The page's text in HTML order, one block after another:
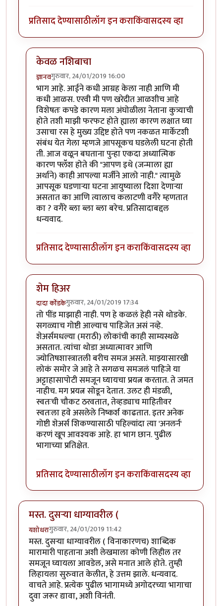
प्रतिसाद देण्यासाठीलॉग इन कराकिंवासदस्य व्हा
केवळ नशिबाचा
ज्ञानवगुरुवार, 24/01/2019 16:00
In reply toसुरेख लिखाणbyसमीरसूर
भाग आहे. आईने कधी आग्रह केला नाही आणि मी
कधी आळस. एरवी मी पण खरेदीत आळशीच आहे
विशेषतः कपडे कारण मला अंघोळीला नेताना कुत्र्याची
होते तशी माझी फरफट होते ह्याला कारण लक्षात घ्या
उसाचा रस हे मुख्य उद्दिष्ट होते पण नकळत मार्केटशी
संबंध येत गेला म्हणजे आपसूकच घडलेली घटना होती
ती. आज वळून बघताना पुन्हा एकदा अध्यात्मिक
कारण फ्लॅॅश होते की "आपण इथे (जन्माला ह्या
अर्थाने) काही आपल्या मर्जीने आलो नाही." त्यामुळे
आपसूक घडणाऱ्या घटना आयुष्याला दिशा देणाऱ्या
असतात का आणि त्यालाच कलाटणी वगैरे म्हणतात
का ? वगैरे ब्ला ब्ला ब्ला बरेच. प्रतिसादाबद्दल
धन्यवाद.
प्रतिसाद देण्यासाठीलॉग इन कराकिंवासदस्य व्हा
शेम हिअर
दादा कोंडकेगुरुवार, 24/01/2019 17:34
In reply toसुरेख लिखाणbyसमीरसूर
तो पींड माझाही नाही. पण हे कळलं हेही नसे थोडके.
सगळ्याच गोष्टी आल्याच पाहिजेत असं नव्हे.
शेअर्समधल्या (मराठी) लोकांची काही साम्यस्थळे
असतात. त्यांचा थोडा अध्यात्मावर आणि
ज्योतिषशास्त्रातली बरीच समज असते. माझ्यासारखी
लोकं समोर जे आहे ते सगळच समजलं पाहिजे या
अट्टाहासापोटी समजून घ्यायचा प्रयत्न करतात. ते जमत
नाहीच. मग प्रयत्न सोडून देतात. उलट ही मंडळी,
स्वतःची चौकट ठरवतात, तेव्हड्याच माहितीवर
स्वतःला हवे असलेले निष्कर्श काढतात. इतर अनेक
गोष्टी शेअर्स शिकण्यासाठी पहिल्यांदा त्या 'अनलर्न'
करणं खूप आवश्यक आहे. हा भाग छान. पुढील
भागाच्या प्रतिक्षेत.
प्रतिसाद देण्यासाठीलॉग इन कराकिंवासदस्य व्हा
मस्त. दुसऱ्या धाग्यावरील (
यशोधरागुरुवार, 24/01/2019 11:42
मस्त. दुसऱ्या धाग्यावरील ( विनाकारणच) शाब्दिक
मारामारी पाहताना अशी लेखमाला कोणी लिहील तर
समजून घ्यायला आवडेल, असे मनात आले होते. तुम्ही
लिहायला सुरुवात केलीत, हे उत्तम झाले. धन्यवाद.
वाचते आहे. प्रत्येक पुढील भागामध्ये अगोदरच्या भागाचा
दुवा जरूर द्यावा, अशी विनंती.